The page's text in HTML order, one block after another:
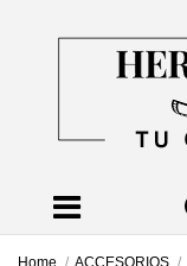
Home ACCESORIOS